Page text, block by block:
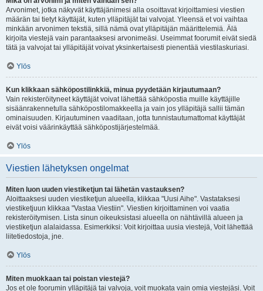
Arvonimet, jotka näkyvät käyttäjänimesi alla osoittavat kirjoittamiesi viestien
määrän tai tietyt käyttäjät, kuten ylläpitäjät tai valvojat. Yleensä et voi vaihtaa
minkään arvonimen tekstiä, sillä nämä ovat ylläpitäjän määrittelemiä. Älä
kirjoita viestejä vain parantaaksesi arvonimeäsi. Useimmat foorumit eivät siedä
tätä ja valvojat tai ylläpitäjät voivat yksinkertaisesti pienentää viestilaskuriasi.
Ylös
Kun klikkaan sähköpostilinkkiä, minua pyydetään kirjautumaan?
Vain rekisteröityneet käyttäjät voivat lähettää sähköpostia muille käyttäjille
sisäänrakennetulla sähköpostilomakkeella ja vain jos ylläpitäjä sallii tämän
ominaisuuden. Kirjautuminen vaaditaan, jotta tunnistautumattomat käyttäjät
eivät voisi väärinkäyttää sähköpostijärjestelmää.
Ylös
Viestien lähetyksen ongelmat
Miten luon uuden viestiketjun tai lähetän vastauksen?
Aloittaaksesi uuden viestiketjun alueella, klikkaa "Uusi Aihe". Vastataksesi
viestiketjuun klikkaa "Vastaa Viestiin". Viestien kirjoittaminen voi vaatia
rekisteröitymisen. Lista sinun oikeuksistasi alueella on nähtävillä alueen ja
viestiketjun alalaidassa. Esimerkiksi: Voit kirjoittaa uusia viestejä, Voit lähettää
liitetiedostoja, jne.
Ylös
Miten muokkaan tai poistan viestejä?
Jos et ole foorumin ylläpitäjä tai valvoja, voit muokata vain omia viestejäsi. Voit